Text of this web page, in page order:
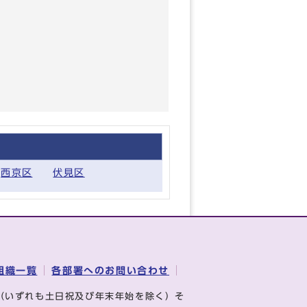
西京区 伏見区
織一覧 各部署へのお問い合わせ
いずれも土日祝及び年末年始を除く）そ